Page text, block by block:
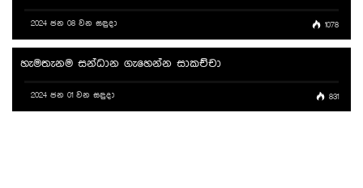
2024 ජන 08 වන සඳුදා 1078
හැමතැනම සන්ධාන ගැහෙන්න සාකච්චා
2024 ජන 01 වන සඳුදා 831